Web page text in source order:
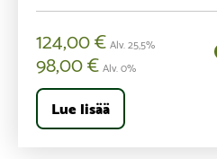
124,00€Alv. 25,5%
98,00€Alv. 0%
Lue lisää